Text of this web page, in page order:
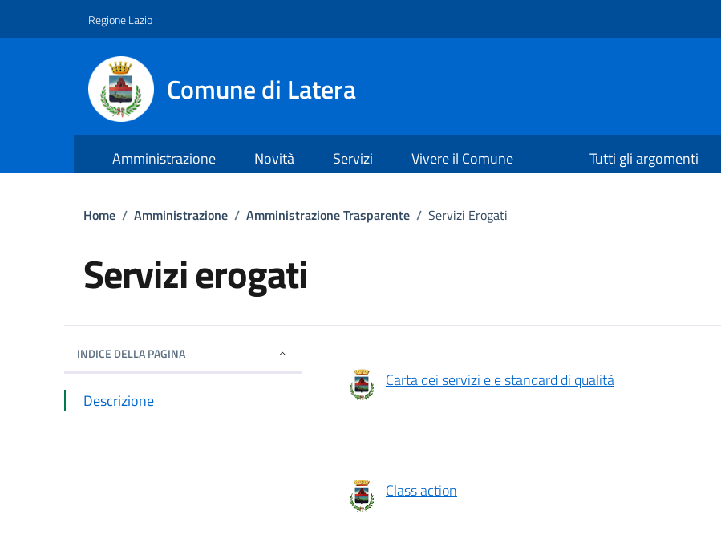
Regione Lazio
Comune di Latera
Amministrazione Novità Servizi Vivere il Comune
Tutti gli argomenti
Home / Amministrazione / Amministrazione Trasparente / Servizi Erogati
Servizi erogati
Dettagli della notizia
INDICE DELLA PAGINA
Descrizione
Carta dei servizi e e standard di qualità
Class action